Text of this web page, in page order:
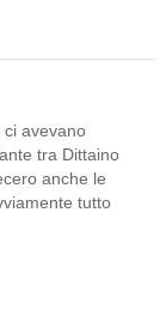
ci avevano
tra Dittaino
anche le
tutto